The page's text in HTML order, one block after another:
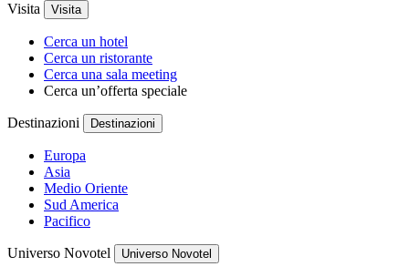
Visita Visita
Cerca un hotel
Cerca un ristorante
Cerca una sala meeting
Cerca un’offerta speciale
Destinazioni Destinazioni
Europa
Asia
Medio Oriente
Sud America
Pacifico
Universo Novotel Universo Novotel